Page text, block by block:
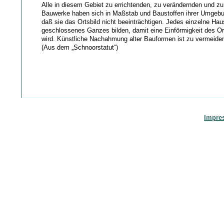
Alle in diesem Gebiet zu errichtenden, zu verändernden und
Bauwerke haben sich in Maßstab und Baustoffen ihrer
daß sie das Ortsbild nicht beeinträchtigen. Jedes einzelne
geschlossenes Ganzes bilden, damit eine Einförmigkeit des
wird. Künstliche Nachahmung alter Bauformen ist zu
(Aus dem „Schnoorstatut“)